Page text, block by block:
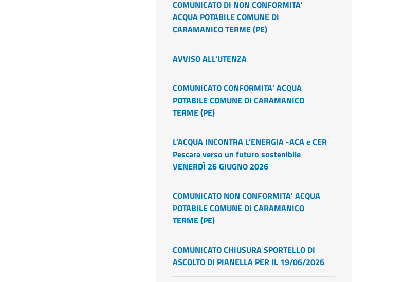
COMUNICATO DI NON CONFORMITA'
ACQUA POTABILE COMUNE DI
CARAMANICO TERME (PE)
AVVISO ALL'UTENZA
COMUNICATO CONFORMITA' ACQUA
POTABILE COMUNE DI CARAMANICO
TERME (PE)
L’ACQUA INCONTRA L’ENERGIA -ACA e CER
Pescara verso un futuro sostenibile
VENERDÌ 26 GIUGNO 2026
COMUNICATO NON CONFORMITA' ACQUA
POTABILE COMUNE DI CARAMANICO
TERME (PE)
COMUNICATO CHIUSURA SPORTELLO DI
ASCOLTO DI PIANELLA PER IL 19/06/2026